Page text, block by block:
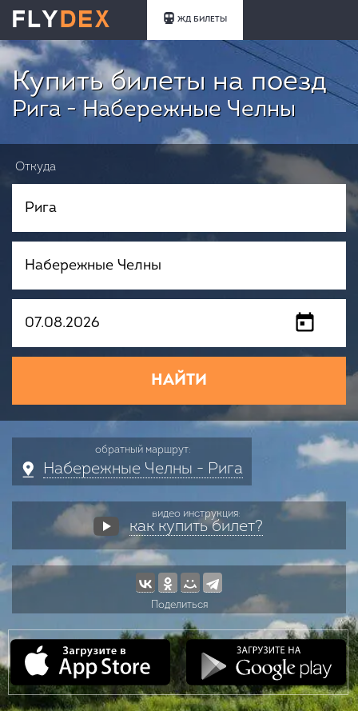
ЖД БИЛЕТЫ
Купить билеты на поезд
Рига - Набережные Челны
Откуда
НАЙТИ
обратный маршрут:
Набережные Челны - Рига
видео инструкция:
как купить билет?
Поделиться